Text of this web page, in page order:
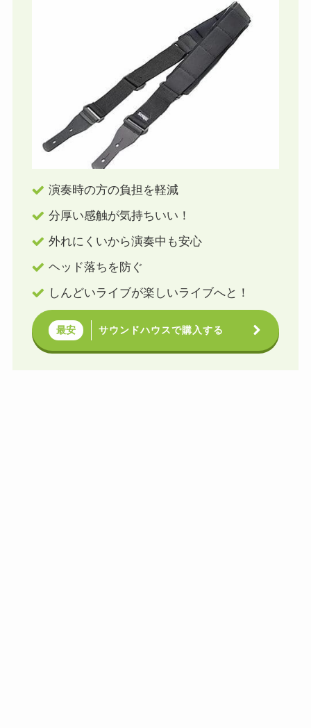
演奏時の方の負担を軽減
分厚い感触が気持ちいい！
外れにくいから演奏中も安心
ヘッド落ちを防ぐ
しんどいライブが楽しいライブへと！
最安 サウンドハウスで購入する